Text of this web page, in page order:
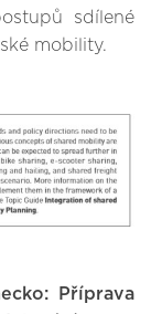
sdílené
mobility.
Příprava